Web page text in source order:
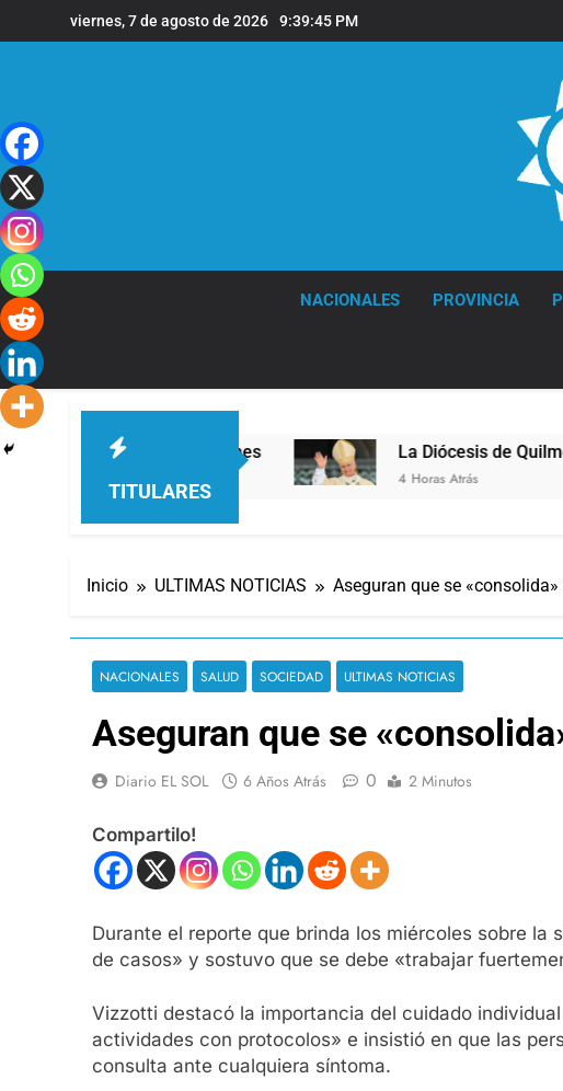
al
viernes, 7 de agosto de 2026 9:39:46 PM
NACIONALES PROVINCIA
TITULARES
en la sede de Quilmes La Diócesis de Quilmes
4 Horas Atrás
Inicio ULTIMAS NOTICIAS Aseguran que se
NACIONALES SALUD SOCIEDAD ULTIMAS NOTICIAS
Aseguran que se
Diario EL SOL 6 Años Atrás 0 2 Minutos
Compartilo!
Durante el reporte que brinda los miércoles sobre
de casos» y sostuvo que se debe «trabajar
Vizzotti destacó la importancia del cuidado
actividades con protocolos» e insistió en que las
consulta ante cualquiera síntoma.